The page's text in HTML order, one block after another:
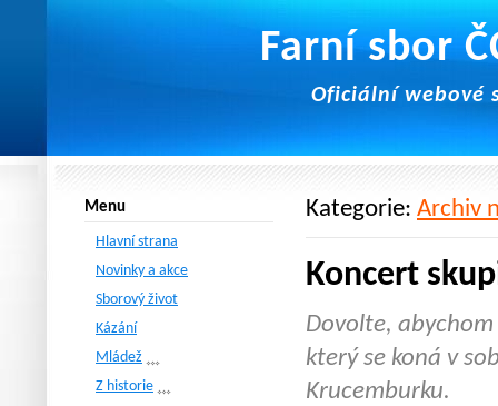
Farní sbor
Oficiální webové
Kategorie: Archiv
Koncert
Dovolte,
který se koná v
Krucemburku.
Menu
Hlavní strana
Novinky a akce
Sborový život
Kázání
Mládež
Z historie